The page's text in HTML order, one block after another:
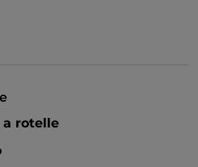
ci sono diverse case
archeologiche
va dal II al IV secolo d.C.:
a rotelle